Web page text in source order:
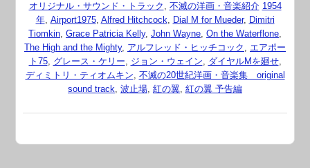
オリジナル・サウンド・トラック , 不滅の洋画・音楽紹介 1954
年, Airport1975, Alfred Hitchcock, Dial M for Mueder, Dimitri
Tiomkin, Grace Patricia Kelly, John Wayne, On the Waterflone,
The High and the Mighty, アルフレッド・ヒッチコック , エアポー
ト75, グレース・ケリー, ジョン・ウェイン, ダイヤルMを廻せ,
ディミトリ・ティオムキン, 不滅の20世紀洋画・音楽集 original
sound track, 波止場, 紅の翼, 紅の翼 予告編